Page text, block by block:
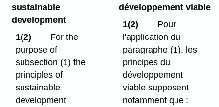
sustainable
development
1(2)
For the
purpose of
subsection (1) the
principles of
sustainable
development
développement viable
1(2)
Pour
l'application du
paragraphe (1), les
principes du
développement
viable supposent
notamment que :